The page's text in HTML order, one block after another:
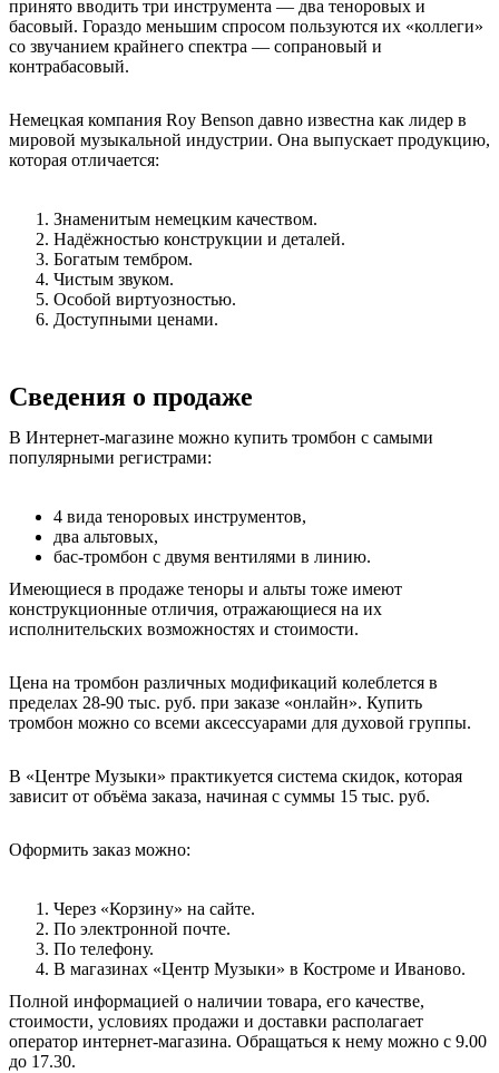
принято вводить три инструмента ― два теноровых и
басовый. Гораздо меньшим спросом пользуются их «коллеги»
со звучанием крайнего спектра ― сопрановый и
контрабасовый.
Немецкая компания Roy Benson давно известна как лидер в
мировой музыкальной индустрии. Она выпускает продукцию,
которая отличается:
Знаменитым немецким качеством.
Надёжностью конструкции и деталей.
Богатым тембром.
Чистым звуком.
Особой виртуозностью.
Доступными ценами.
Сведения о продаже
В Интернет-магазине можно купить тромбон с самыми
популярными регистрами:
4 вида теноровых инструментов,
два альтовых,
бас-тромбон с двумя вентилями в линию.
Имеющиеся в продаже теноры и альты тоже имеют
конструкционные отличия, отражающиеся на их
исполнительских возможностях и стоимости.
Цена на тромбон различных модификаций колеблется в
пределах 28-90 тыс. руб. при заказе «онлайн». Купить
тромбон можно со всеми аксессуарами для духовой группы.
В «Центре Музыки» практикуется система скидок, которая
зависит от объёма заказа, начиная с суммы 15 тыс. руб.
Оформить заказ можно:
Через «Корзину» на сайте.
По электронной почте.
По телефону.
В магазинах «Центр Музыки» в Костроме и Иваново.
Полной информацией о наличии товара, его качестве,
стоимости, условиях продажи и доставки располагает
оператор интернет-магазина. Обращаться к нему можно с 9.00
до 17.30.